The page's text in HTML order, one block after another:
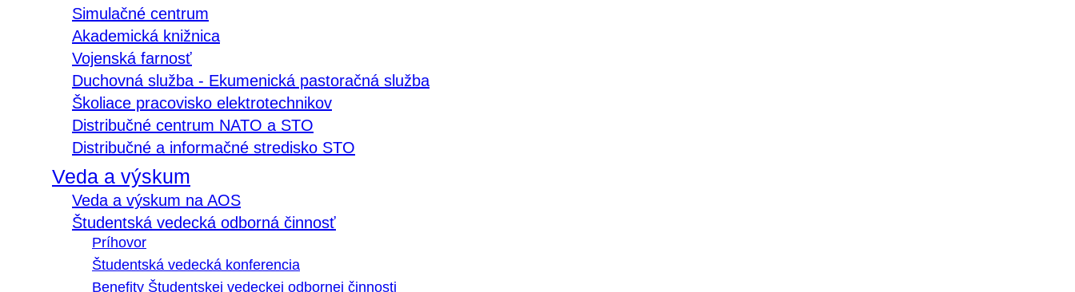
Simulačné centrum
Akademická knižnica
Vojenská farnosť
Duchovná služba - Ekumenická pastoračná služba
Školiace pracovisko elektrotechnikov
Distribučné centrum NATO a STO
Distribučné a informačné stredisko STO
Veda a výskum
Veda a výskum na AOS
Študentská vedecká odborná činnosť
Príhovor
Študentská vedecká konferencia
Benefity Študentskej vedeckej odbornej činnosti